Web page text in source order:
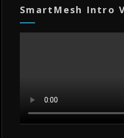
SmartMesh Intro